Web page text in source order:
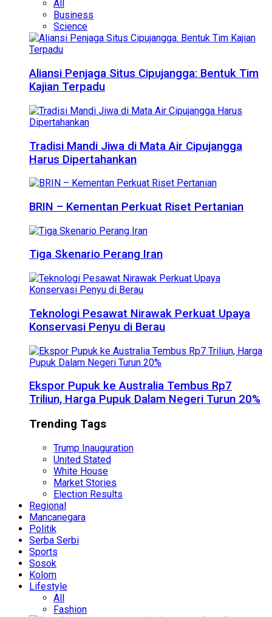
All
Business
Science
Aliansi Penjaga Situs Cipujangga: Bentuk Tim
Kajian Terpadu
Tradisi Mandi Jiwa di Mata Air Cipujangga
Harus Dipertahankan
BRIN – Kementan Perkuat Riset Pertanian
Tiga Skenario Perang Iran
Teknologi Pesawat Nirawak Perkuat Upaya
Konservasi Penyu di Berau
Ekspor Pupuk ke Australia Tembus Rp7
Triliun, Harga Pupuk Dalam Negeri Turun 20%
Trending Tags
Trump Inauguration
United Stated
White House
Market Stories
Election Results
Regional
Mancanegara
Politik
Serba Serbi
Sports
Sosok
Kolom
Lifestyle
All
Fashion